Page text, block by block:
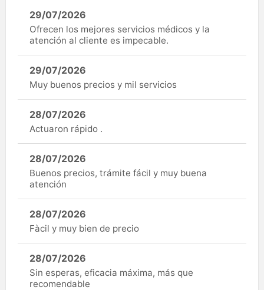
29/07/2026
Ofrecen los mejores servicios médicos y la
atención al cliente es impecable.
29/07/2026
Muy buenos precios y mil servicios
28/07/2026
Actuaron rápido .
28/07/2026
Buenos precios, trámite fácil y muy buena
atención
28/07/2026
Fàcil y muy bien de precio
28/07/2026
Sin esperas, eficacia máxima, más que
recomendable